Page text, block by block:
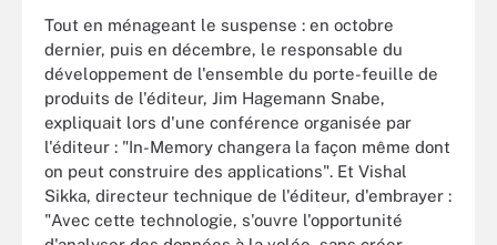
Tout en ménageant le suspense : en octobre
dernier, puis en décembre, le responsable du
développement de l'ensemble du porte-feuille de
produits de l'éditeur, Jim Hagemann Snabe,
expliquait lors d'une conférence organisée par
l'éditeur : "In-Memory changera la façon même dont
on peut construire des applications". Et Vishal
Sikka, directeur technique de l'éditeur, d'embrayer :
"Avec cette technologie, s'ouvre l'opportunité